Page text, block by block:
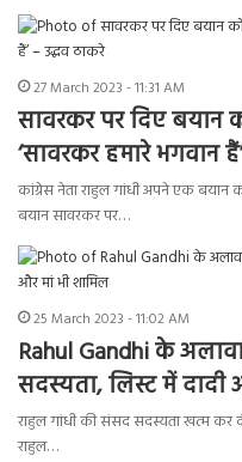
27 March 2023 - 11:31 AM
सावरकर पर दिए
‘सावरकर हमारे भगवान
कांग्रेस नेता राहुल गांधी अपने एक
बयान सावरकर पर…
25 March 2023 - 11:02 AM
Rahul Gandhi के
सदस्यता, लिस्ट में दादी
राहुल गांधी की संसद सदस्यता खत्म कर
राहुल…